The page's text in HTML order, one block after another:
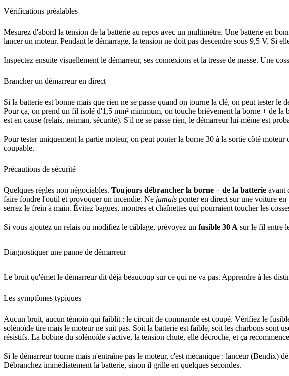
Vérifications préalables
Mesurez d'abord la tension de la batterie au repos avec un multimètre. Une batterie en
lancer un moteur. Pendant le démarrage, la tension ne doit pas descendre sous 9,5 V. Si
Inspectez ensuite visuellement le démarreur, ses connexions et la tresse de masse. Une
Brancher un démarreur en direct
Si la batterie est bonne mais que rien ne se passe quand on tourne la clé, on peut tester le
Pour ça, on prend un fil isolé d'1,5 mm² minimum, on touche brièvement la borne + de
est en cause (relais, neiman, sécurité). S'il ne se passe rien, le démarreur lui-même est
Pour tester uniquement la partie moteur, on peut ponter la borne 30 à la sortie côté
coupable.
Précautions de sécurité
Quelques règles non négociables. Toujours débrancher la borne − de la batterie avant
faire fondre l'outil et provoquer un incendie. Ne jamais ponter en direct sur une voiture
serrez le frein à main. Évitez bagues, montres et chaînettes qui pourraient toucher les
Si vous ajoutez un relais ou modifiez le câblage, prévoyez un fusible 30 A sur le fil entre
Diagnostiquer une panne de démarreur
Le bruit qu'émet le démarreur dit déjà beaucoup sur ce qui ne va pas. Apprendre à les
Les symptômes typiques
Aucun bruit, aucun témoin qui faiblit : le circuit de commande est coupé. Vérifiez le
solénoïde tire mais le moteur ne suit pas. Soit la batterie est faible, soit les charbons sont
résistifs. La bobine du solénoïde s'active, la tension chute, elle décroche, et ça
Si le démarreur tourne mais n'entraîne pas le moteur, c'est mécanique : lanceur (Bendix)
Débranchez immédiatement la batterie, sinon il grille en quelques secondes.